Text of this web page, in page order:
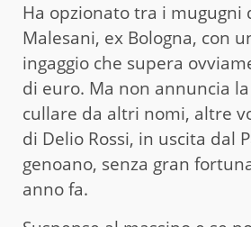
Ha opzionato tra i mugugni
Malesani, ex Bologna, con
ingaggio che supera
di euro. Ma non annuncia
cullare da altri nomi, altre
di Delio Rossi, in uscita dal
genoano, senza gran
anno fa.